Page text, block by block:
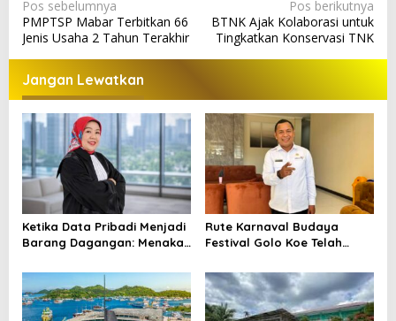
N
a
v
i
g
a
s
i
p
o
Pos sebelumnya
PMPTSP Mabar Terbitkan 66
Jenis Usaha 2 Tahun Terakhir
Pos berikutnya
BTNK Ajak Kolaborasi untuk
Tingkatkan Konservasi TNK
Jangan Lewatkan
Ketika Data Pribadi Menjadi
Barang Dagangan: Menakar
KUHP Baru, UU Perlindungan
Data Pribadi, dan UU ITE
Rute Karnaval Budaya
Festival Golo Koe Telah